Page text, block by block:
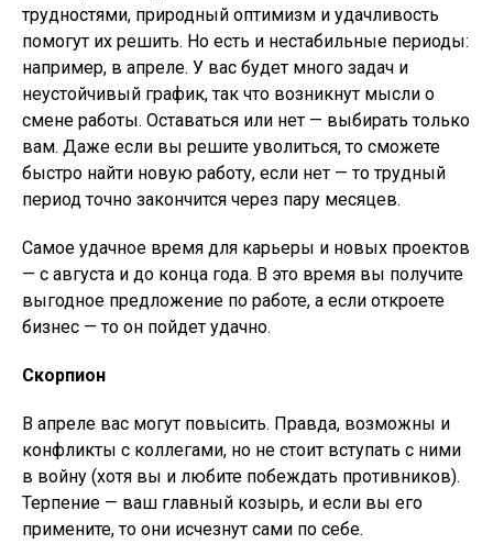
трудностями, природный оптимизм и удачливость
помогут их решить. Но есть и нестабильные периоды:
например, в апреле. У вас будет много задач и
неустойчивый график, так что возникнут мысли о
смене работы. Оставаться или нет — выбирать только
вам. Даже если вы решите уволиться, то сможете
быстро найти новую работу, если нет — то трудный
период точно закончится через пару месяцев.
Самое удачное время для карьеры и новых проектов
— с августа и до конца года. В это время вы получите
выгодное предложение по работе, а если откроете
бизнес — то он пойдет удачно.
Скорпион
В апреле вас могут повысить. Правда, возможны и
конфликты с коллегами, но не стоит вступать с ними
в войну (хотя вы и любите побеждать противников).
Терпение — ваш главный козырь, и если вы его
примените, то они исчезнут сами по себе.